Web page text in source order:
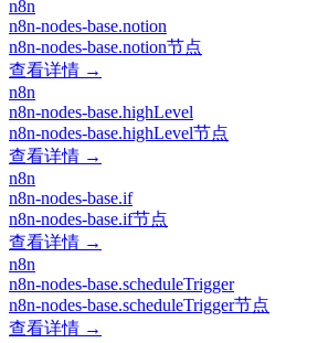
n8n
n8n-nodes-base.notion
n8n-nodes-base.notion节点
查看详情 →
n8n
n8n-nodes-base.highLevel
n8n-nodes-base.highLevel节点
查看详情 →
n8n
n8n-nodes-base.if
n8n-nodes-base.if节点
查看详情 →
n8n
n8n-nodes-base.scheduleTrigger
n8n-nodes-base.scheduleTrigger节点
查看详情 →